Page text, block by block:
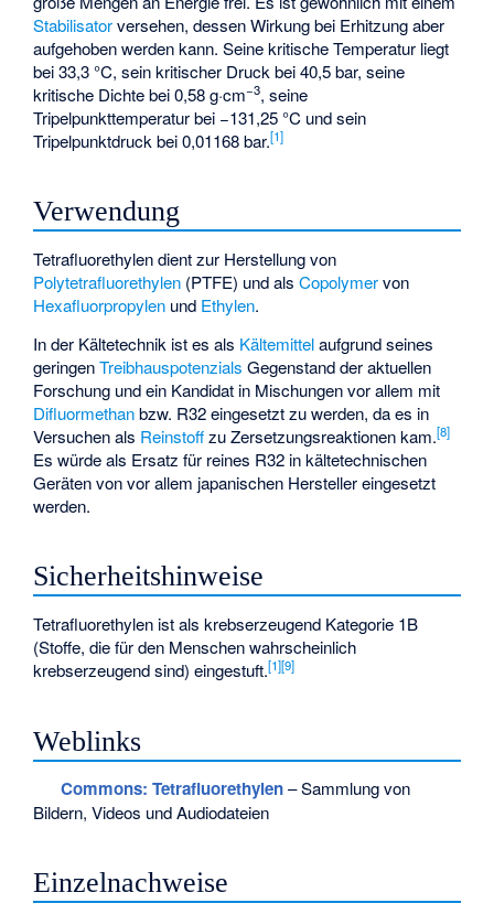
Stabilisatorversehen, dessen Wirkung bei Erhitzung aber
aufgehoben werden kann. Seine kritische Temperatur liegt
bei 33,3 °C, sein kritischer Druck bei 40,5 bar, seine
kritische Dichte bei 0,58 g·cm−3, seine
Tripelpunkttemperatur bei −131,25 °C und sein
Tripelpunktdruck bei 0,01168 bar.[1]
Verwendung
Tetrafluorethylen dient zur Herstellung von
Polytetrafluorethylen (PTFE) und alsCopolymervon
Hexafluorpropylen und Ethylen.
In der Kältetechnik ist es als Kältemittelaufgrund seines
geringenTreibhauspotenzials Gegenstand der aktuellen
Forschung und ein Kandidat in Mischungen vor allem mit
Difluormethanbzw. R32 eingesetzt zu werden, da es in
Versuchen als Reinstoffzu Zersetzungsreaktionen kam.[8]
Es würde als Ersatz für reines R32 in kältetechnischen
Geräten von vor allem japanischen Hersteller eingesetzt
werden.
Sicherheitshinweise
Tetrafluorethylen ist als krebserzeugend Kategorie 1B
(Stoffe, die für den Menschen wahrscheinlich
krebserzeugend sind) eingestuft.[1][9]
Weblinks
Commons: Tetrafluorethylen– Sammlung von
Bildern, Videos und Audiodateien
Einzelnachweise